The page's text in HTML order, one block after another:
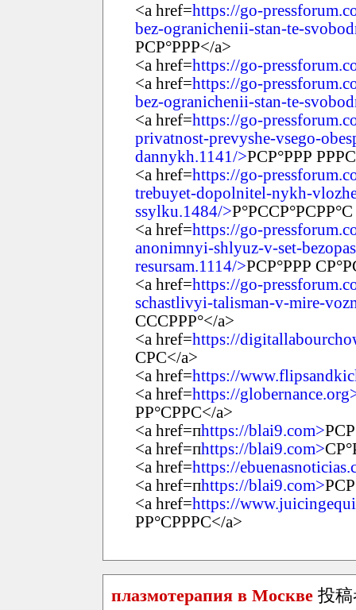
<a href=https://go-
bez-ogranichenii-stan-te-
РСР°РРР</a>
<a href=https://go-
<a href=https://go-
bez-ogranichenii-stan-te-
<a href=https://go-
privatnost-prevyshe-vsego-
dannykh.1141/>РСР°РРР
<a href=https://go-
trebuyet-dopolnitel-nykh-
ssylku.1484/>
<a href=https://go-
anonimnyi-shlyuz-v-set-
resursam.1114/>РСР°РРР
<a href=https://go-
schastlivyi-talisman-v-mire-
СССРРР°</a>
<a href=https://
СРС</a>
<a href=https://
<a href=https://
РР°СРРС</a>
<a href=пhttps://blai9.com>
<a href=пhttps://blai9.com>
<a href=https://
<a href=пhttps://blai9.com>
<a href=https://
РР°СРРРС</a>
плазмотерапия в Москве 投